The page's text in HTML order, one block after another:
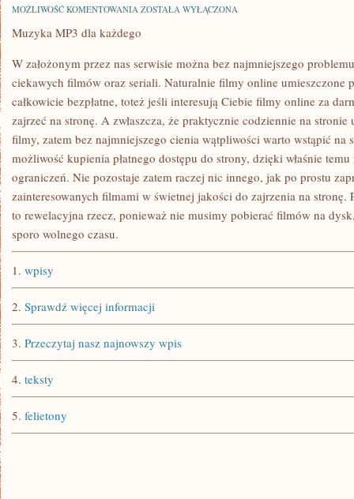
MOŻLIWOŚĆ KOMENTOWANIA W
SPOSÓB
PŁYTACH
MUZYCZNYCH?
ZOSTAŁA WYŁĄCZONA
Muzyka MP3 dla każdego
W założonym przez nas serwisie można bez najmniejszego
ciekawych filmów oraz seriali. Naturalnie filmy online umieszczone
całkowicie bezpłatne, toteż jeśli interesują Ciebie filmy online za
zajrzeć na stronę. A zwłaszcza, że praktycznie codziennie na stronie
filmy, zatem bez najmniejszego cienia wątpliwości warto wstąpić na
możliwość kupienia płatnego dostępu do strony, dzięki właśnie
ograniczeń. Nie pozostaje zatem raczej nic innego, jak po prostu
zainteresowanych filmami w świetnej jakości do zajrzenia na
to rewelacyjna rzecz, ponieważ nie musimy pobierać filmów na
sporo wolnego czasu.
1. wpisy
2. Sprawdź więcej informacji
3. Przeczytaj nasz najnowszy wpis
4. teksty
5. felietony